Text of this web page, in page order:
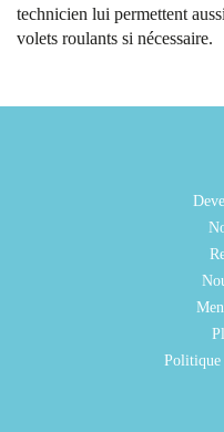
technicien lui permettent
volets roulants si nécessaire.
Politique